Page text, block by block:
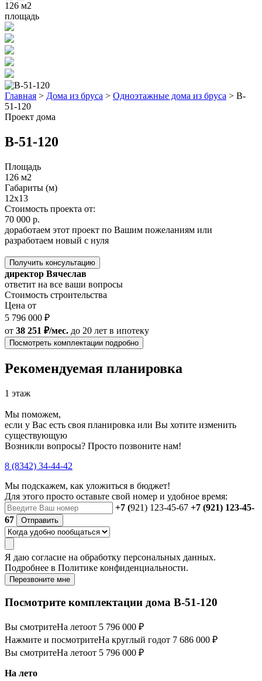
126 м2
площадь
Главная > Дома из бруса > Одноэтажные дома из бруса > B-
51-120
Проект дома
B-51-120
Площадь
126 м2
Габариты (м)
12х13
Стоимость проекта от:
70 000 р.
доработаем этот проект по Вашим пожеланиям или
разработаем новый с нуля
Получить консультацию
директор Вячеслав
ответит на все ваши вопросы
Стоимость строительства
Цена от
5 796 000 ₽
от 38 251 ₽/мес. до 20 лет в ипотеку
Посмотреть комплектации подробно
Рекомендуемая планировка
1 этаж
Мы поможем,
если у Вас есть своя планировка или Вы хотите изменить
существующую
Возникли вопросы? Просто позвоните нам!
8 (8342) 34-44-42
Мы подскажем, как уложиться в бюджет!
Для этого просто оставьте свой номер и удобное время:
+7 (921) 123-45-67 +7 (921) 123-45-
67
Отправить
Я даю согласие на обработку персональных данных.
Подробнее в Политике конфиденциальности.
Перезвоните мне
Посмотрите комплектации дома B-51-120
Вы смотритеНа летоот 5 796 000 ₽
Нажмите и посмотритеНа круглый годот 7 686 000 ₽
Вы смотритеНа летоот 5 796 000 ₽
На лето